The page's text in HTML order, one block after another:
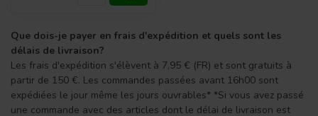
Que dois-je payer en frais d'expédition et quels sont les
délais de livraison?
Les frais d'expédition s'élèvent à 7,95 € (FR) et sont gratuits à
partir de 150 €. Les commandes passées avant 16h00 sont
expédiées le jour même les jours ouvrables* *Si vous avez passé
une commande avec des articles dont le délai de livraison est